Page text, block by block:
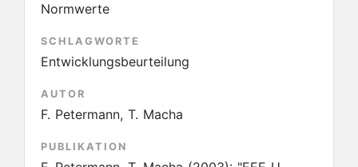
Normwerte
SCHLAGWORTE
Entwicklungsbeurteilung
AUTOR
F. Petermann, T. Macha
PUBLIKATION